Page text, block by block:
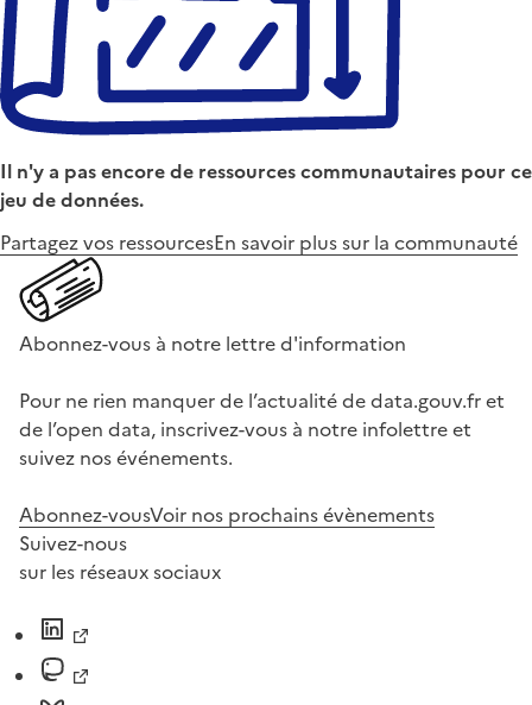
Il n'y a pas encore de ressources communautaires pour ce
jeu de données.
Partagez vos ressourcesEn savoir plus sur la communauté
Abonnez-vous à notre lettre d'information
Pour ne rien manquer de l’actualité de data.gouv.fr et
de l’open data, inscrivez-vous à notre infolettre et
suivez nos événements.
Abonnez-vousVoir nos prochains évènements
Suivez-nous
sur les réseaux sociaux